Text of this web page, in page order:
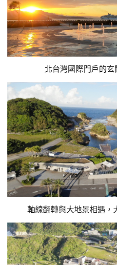
北台灣國際門戶的
軸線翻轉與大地景相遇，